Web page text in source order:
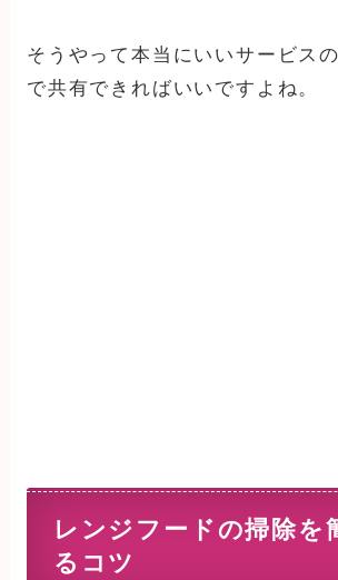
そうやって本当にいいサービス
で共有できればいいですよね。
レンジフードの掃除を
るコツ